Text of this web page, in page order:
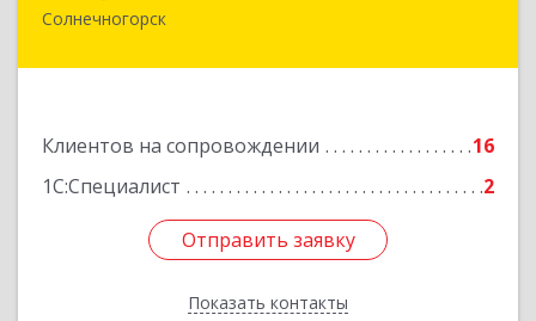
Солнечногорск
Клиентов на сопровождении
16
1С:Специалист
2
Отправить заявку
Показать контакты
141503, Московская обл, Солнечногорский р-н,
Отправить заявку
Назад